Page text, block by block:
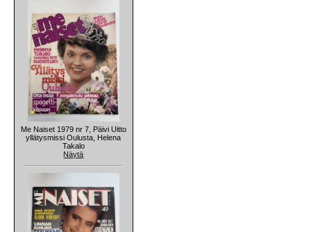
Me Naiset 1979 nr 7, Päivi Uitto
yllätysmissi Oulusta, Helena
Takalo
Näytä